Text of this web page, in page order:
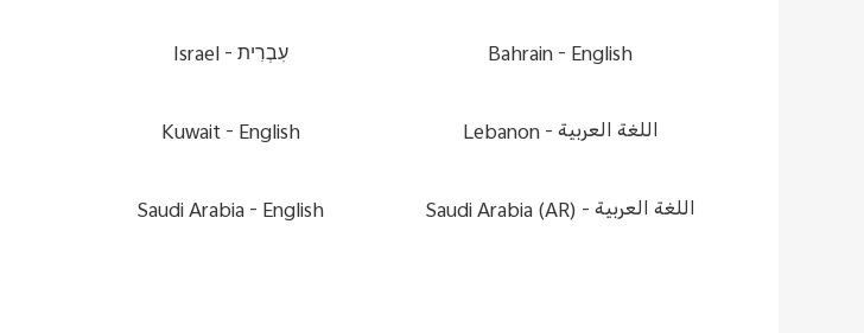
Israel -עִבְרִית Bahrain - English
Kuwait - English Lebanon -اللغة العربية
Saudi Arabia - English Saudi Arabia (AR) -اللغة العربية